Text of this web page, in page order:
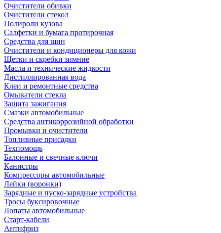
Очистители обивки
Очистители стекол
Полироли кузова
Салфетки и бумага протирочная
Средства для шин
Очистители и кондиционеры для кожи
Щетки и скребки зимние
Масла и технические жидкости
Дистиллированная вода
Клеи и ремонтные средства
Омыватели стекла
Защита зажигания
Смазки автомобильные
Средства антикоррозийной обработки
Промывки и очистители
Топливные присадки
Техпомощь
Балонные и свечные ключи
Канистры
Компрессоры автомобильные
Лейки (воронки)
Зарядные и пуско-зарядные устройства
Тросы буксировочные
Лопаты автомобильные
Старт-кабели
Антифриз